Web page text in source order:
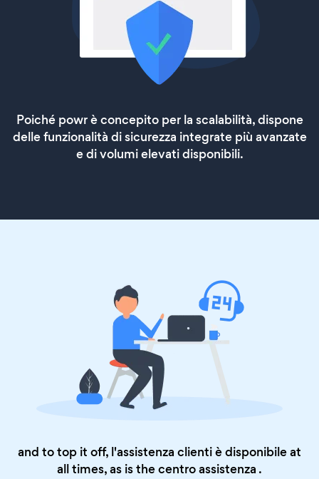
Poiché powr è concepito per la scalabilità, dispone
delle funzionalità di sicurezza integrate più avanzate
e di volumi elevati disponibili.
and to top it off, l'assistenza clienti è disponibile at
all times, as is thecentro assistenza .